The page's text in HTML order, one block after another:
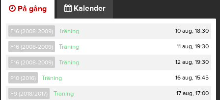
På gång Kalender
F16 (2008-2009) Träning 10 aug, 18:30
F16 (2008-2009) Träning 11 aug, 19:30
F16 (2008-2009) Träning 12 aug, 19:30
P10 (2016) Träning 16 aug, 15:45
F9 (2018/2017) Träning 17 aug, 17:00